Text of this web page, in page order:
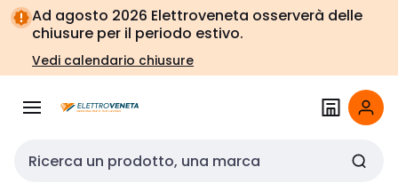
Vai alla
navigazione
Vai
alla
pagina
Ad agosto 2026 Elettroveneta osserverà delle
chiusure per il periodo estivo.
Vedi calendario chiusure
Cerca input